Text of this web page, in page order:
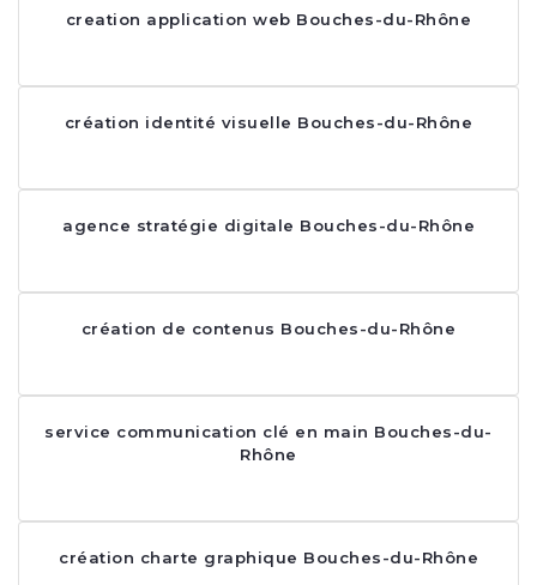
creation application web Bouches-du-Rhône
création identité visuelle Bouches-du-Rhône
agence stratégie digitale Bouches-du-Rhône
création de contenus Bouches-du-Rhône
service communication clé en main Bouches-du-
Rhône
création charte graphique Bouches-du-Rhône